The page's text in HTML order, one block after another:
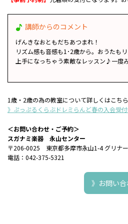
講師からのコメント
げんきなおともだちあつまれ！
リズム感も音感も1･2歳から。おうたも
上手になっちゃう素敵なレッスン♪一度
1歳・2歳の為の教室について詳しくはこちら
》ぷっぷるくらぶドレミらんど春の入会受
＜お問い合わせ・ご予約＞
スガナミ楽器 永山センター
〒206-0025 東京都多摩市永山1-4 グリナ
電話：042-375-5321
》お問い